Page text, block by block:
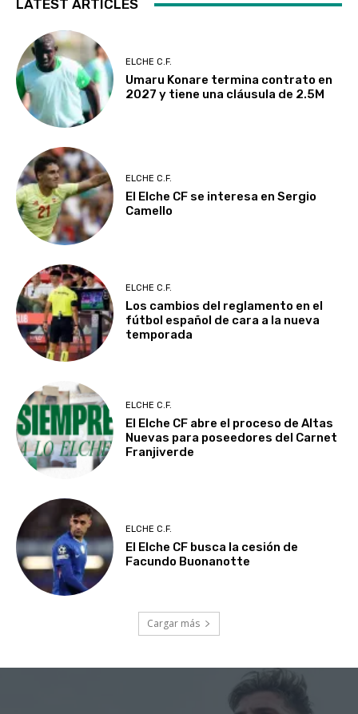
LATEST ARTICLES
ELCHE C.F.
Umaru Konare termina contrato en
2027 y tiene una cláusula de 2.5M
ELCHE C.F.
El Elche CF se interesa en Sergio
Camello
ELCHE C.F.
Los cambios del reglamento en el
fútbol español de cara a la nueva
temporada
ELCHE C.F.
El Elche CF abre el proceso de Altas
Nuevas para poseedores del Carnet
Franjiverde
ELCHE C.F.
El Elche CF busca la cesión de
Facundo Buonanotte
Cargar más